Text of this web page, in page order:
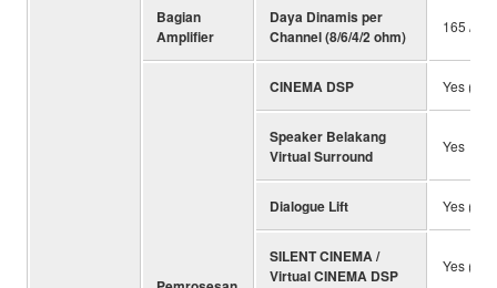
Bagian
Amplifier
Daya Dinamis per
Channel (8/6/4/2 ohm)
165 /
CINEMA DSP Yes
Speaker Belakang
Virtual Surround
Yes
Dialogue Lift Yes (no
SILENT CINEMA /
Virtual CINEMA DSP
Yes